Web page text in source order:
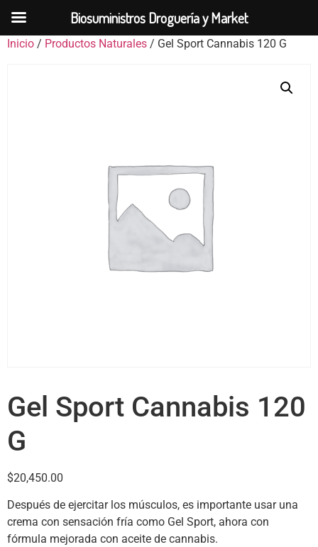
Inicio / Productos Naturales / Gel Sport Cannabis 120 G
Gel Sport Cannabis 120
G
$20,450.00
Después de ejercitar los músculos, es importante usar una
crema con sensación fría como Gel Sport, ahora con
fórmula mejorada con aceite de cannabis.
Biosuministros Droguería y Market